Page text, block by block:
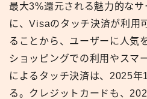
最大3%還元される魅力的な
に、Visaのタッチ決済が利用
ることから、ユーザーに人気
ショッピングでの利用やスマ
によるタッチ決済は、2025
る。クレジットカードも、